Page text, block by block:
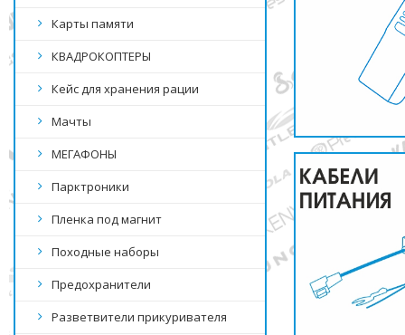
Карты памяти
КВАДРОКОПТЕРЫ
Кейс для хранения рации
Мачты
МЕГАФОНЫ
Парктроники
Пленка под магнит
Походные наборы
Предохранители
Разветвители прикуривателя